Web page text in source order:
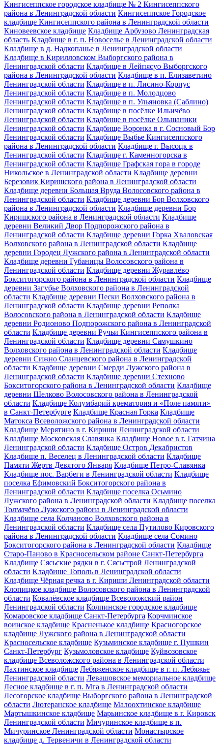
Кингисеппское городское кладбище № 2 Кингисеппского
района в Ленинградской области Кингисеппское Городское
кладбище Кингисеппского района в Ленинградской области
Киновеевское кладбище Кладбище Арбузово Ленинградская
область Кладбище в г. п. Новоселье в Ленинградской области
Кладбище в д. Надкопанье в Ленинградской области
Кладбище в Кирилловском Выборгского района в
Ленинградской области Кладбище в Лейпясуо Выборгского
района в Ленинградской области Кладбище в п. Елизаветино
Ленинградской области Кладбище в п. Лисино-Корпус
Ленинградской области Кладбище в п. Молодцово
Ленинградской области Кладбище в п. Ульяновка (Саблино)
Ленинградской области Кладбище в посёлке Ильичёво
Ленинградской области Кладбище в посёлке Ольшаники
Ленинградской области Кладбище Воронка в г. Сосновый Бор
Ленинградской области Кладбище Выбье Кингисеппского
района в Ленинградской области Кладбище г. Высоцк в
Ленинградской области Кладбище г. Каменногорска в
Ленинградской области Кладбище Графская гора в городе
Никольское в Ленинградской области Кладбище деревни
Березовик Киришского района в Ленинградской области
Кладбище деревни Большая Вруда Волосовского района в
Ленинградской области Кладбище деревни Бор Волховского
района в Ленинградской области Кладбище деревни Бор
Киришского района в Ленинградской области Кладбище
деревни Великий Двор Подпорожского района в
Ленинградской области Кладбище деревни Горка Хваловская
Волховского района в Ленинградской области Кладбище
деревни Городец Лужского района в Ленинградской области
Кладбище деревни Губаницы Волосовского района в
Ленинградской области Кладбище деревни Журавлёво
Бокситогорского района в Ленинградской области Кладбище
деревни Загубье Волховского района в Ленинградской
области Кладбище деревни Пески Волховского района в
Ленинградской области Кладбище деревни Реполка
Волосовского района в Ленинградской области Кладбище
деревни Родионово Подпорожского района в Ленинградской
области Кладбище деревни Ручьи Кингисеппского района в
Ленинградской области Кладбище деревни Самушкино
Волховского района в Ленинградской области Кладбище
деревни Сижно Сланцевского района в Ленинградской
области Кладбище деревни Смерди Лужского района в
Ленинградской области Кладбище деревни Стехново
Бокситогорского района в Ленинградской области Кладбище
деревни Шелково Волосовского района в Ленинградской
области Кладбище Колумбарий крематория и «Поле памяти»
в Санкт-Петербурге Кладбище Красная Горка Кладбище
Матокса Всеволожского района в Ленинградской области
Кладбище Мерятино в г. Кириши Ленинградской области
Кладбище Московская Славянка Кладбище Новое в г. Гатчина
Ленинградской области Кладбище Остров Декабристов
Кладбище п. Веселец в Ленинградской области Кладбище
Памяти Жертв Девятого Января Кладбище Петро-Славянка
Кладбище пос. Варбеги в Ленинградской области Кладбище
поселка Ефимовский Бокситогорского района в
Ленинградской области Кладбище поселка Осьмино
Лужского района в Ленинградской области Кладбище поселка
Толмачёво Лужского района в Ленинградской области
Кладбище села Колчаново Волховского района в
Ленинградской области Кладбище села Путилово Кировского
района в Ленинградской области Кладбище села Сомино
Бокситогорского района в Ленинградской области Кладбище
Старо-Паново в Красносельском районе Санкт-Петербурга
Кладбище Сясьские рядки в г. Сясьстрой Ленинградской
области Кладбище Тополь в Ленинградской области
Кладбище Чёрная речка в г. Кириши Ленинградской области
Клопицкое кладбище Волосовского района в Ленинградской
области Ковалёвское кладбище Всеволожский район
Ленинградской области Колпинское городское кладбище
Комаровское кладбище Санкт-Петербурга Корчминское
воинское кладбище Красненькое кладбище Красногорское
кладбище Лужского района в Ленинградской области
Красносельское кладбище Кузьминское кладбище г. Пушкин
Санкт-Петербург Кузьмоловское кладбище Куйвозовское
кладбище Всеволожского района в Ленинградской области
Лахтинское кладбище Лебяженское кладбище в г. п. Лебяжье
Ленинградской области Левашовское мемориальное кладбище
Лесное кладбище в г. п. Мга в Ленинградской области
Лесогорское кладбище Выборгского района в Ленинградской
области Лютеранское кладбище Малоохтинское кладбище
Мартышкинское кладбище Марьинское кладбище в г. Кировск
Ленинградской области Мичуринское кладбище в п.
Мичуринское Ленинградской области Монастырское
кладбище д. Тервеничи в Ленинградской области